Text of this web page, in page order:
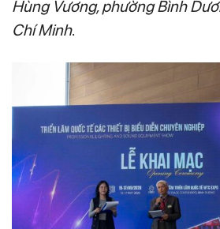
Hùng Vương, phường Bình
Chí Minh.